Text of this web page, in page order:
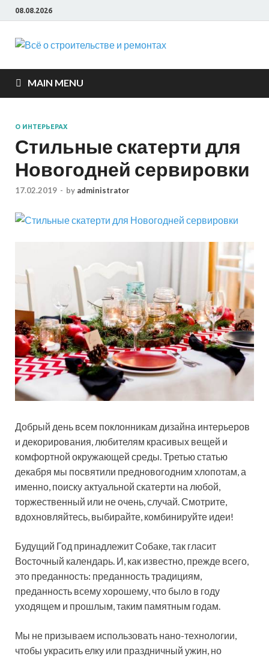
08.08.2026
Всё о
MAIN MENU
О ИНТЕРЬЕРАХ
Стильные скатерти для
Новогодней сервировки
17.02.2019 - by administrator
Добрый день всем поклонникам дизайна интерьеров
и декорирования, любителям красивых вещей и
комфортной окружающей среды. Третью статью
декабря мы посвятили предновогодним хлопотам, а
именно, поиску актуальной скатерти на любой,
торжественный или не очень, случай.Смотрите,
вдохновляйтесь, выбирайте, комбинируйте идеи!
Будущий Год принадлежит Собаке, так гласит
Восточный календарь. И, как известно, прежде всего,
это преданность: преданность традициям,
преданность всему хорошему, что было в году
уходящем и прошлым, таким памятным годам.
Мы не призываем использовать нано-технологии,
чтобы украсить елку или праздничный ужин, но